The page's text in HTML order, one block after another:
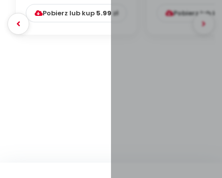
Pobierz lub kup 5.99 zł Pobierz lub